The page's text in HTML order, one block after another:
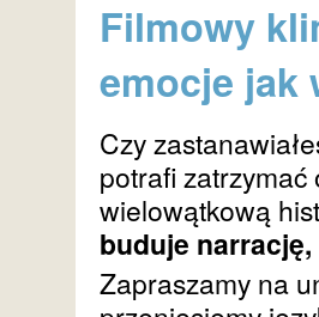
Filmowy
emocje jak
Czy
potrafi
wielowątkową
buduje
Zapraszamy na